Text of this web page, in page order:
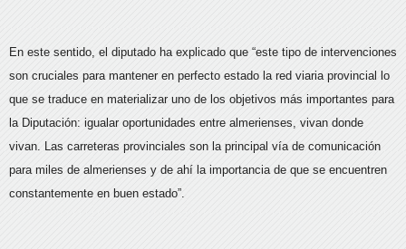
En este sentido, el diputado ha explicado que “este tipo de intervenciones
son cruciales para mantener en perfecto estado la red viaria provincial lo
que se traduce en materializar uno de los objetivos más importantes para
la Diputación: igualar oportunidades entre almerienses, vivan donde
vivan. Las carreteras provinciales son la principal vía de comunicación
para miles de almerienses y de ahí la importancia de que se encuentren
constantemente en buen estado”.